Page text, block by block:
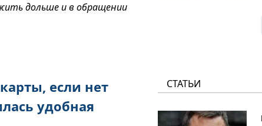
дольше и в обращении
если нет
удобная
СТАТЬИ